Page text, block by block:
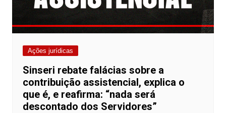
Ações jurídicas
Sinseri rebate falácias sobre a
contribuição assistencial, explica o
que é, e reafirma: “nada será
descontado dos Servidores”